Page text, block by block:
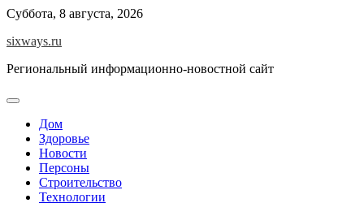
Перейти
содержимому
Суббота, 8 августа, 2026
sixways.ru
Региональный информационно-новостной сайт
Дом
Здоровье
Новости
Персоны
Строительство
Технологии